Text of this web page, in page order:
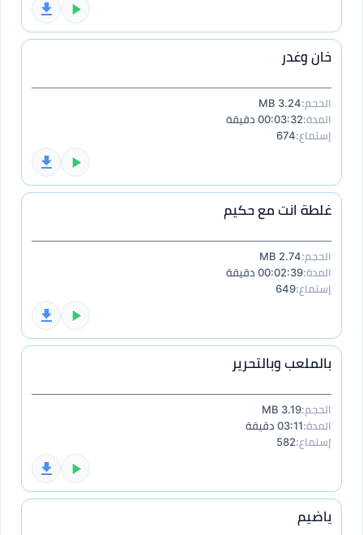
خان وغدر
الحجم:3.24 MB
المدة:00:03:32 دقيقة
إستماع:674
غلطة انت مع حكيم
الحجم:2.74 MB
المدة:00:02:39 دقيقة
إستماع:649
بالملعب وبالتحرير
الحجم:3.19 MB
المدة:03:11 دقيقة
إستماع:582
ياضيم